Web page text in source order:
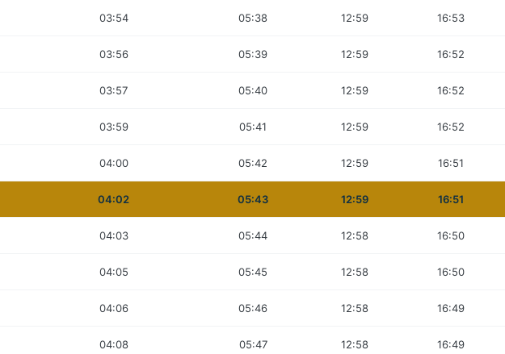
03:54 05:38 12:59 16:53
03:56 05:39 12:59 16:52
03:57 05:40 12:59 16:52
03:59 05:41 12:59 16:52
04:00 05:42 12:59 16:51
04:02 05:43 12:59 16:51
04:03 05:44 12:58 16:50
04:05 05:45 12:58 16:50
04:06 05:46 12:58 16:49
04:08 05:47 12:58 16:49